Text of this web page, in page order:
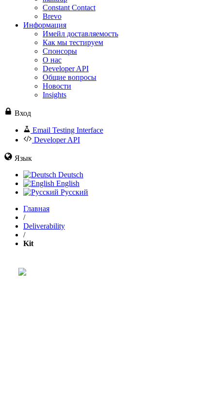
Constant Contact
Brevo
Информация
Имейл доставляемость
Как мы тестируем
Спонсоры
О нас
Developer API
Общие вопросы
Новости
Insights
Вход
Email Testing Interface
Developer API
Язык
Deutsch
English
Русский
Главная
/
Deliverability
/
Kit